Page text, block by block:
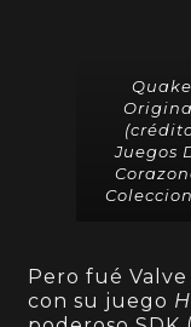
Quake
Juegos
Pero fué
con su juego